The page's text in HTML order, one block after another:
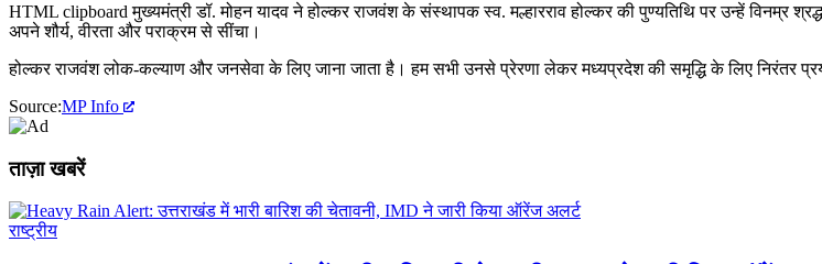
HTML clipboard मुख्यमंत्री डॉ. मोहन यादव ने होल्कर राजवंश के संस्थापक स्व. मल्हारराव होल्कर की पुण्यतिथि पर उन्हें विनम्र
अपने शौर्य, वीरता और पराक्रम से सींचा।
होल्कर राजवंश लोक-कल्याण और जनसेवा के लिए जाना जाता है। हम सभी उनसे प्रेरणा लेकर मध्यप्रदेश की समृद्धि के लिए निरंतर
Source:MP Info
ताज़ा खबरें
राष्ट्रीय